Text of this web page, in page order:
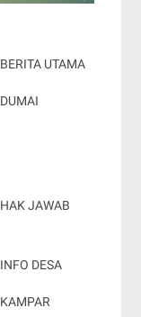
BERITA UTAMA
DUMAI
HAK JAWAB
INFO DESA
KAMPAR